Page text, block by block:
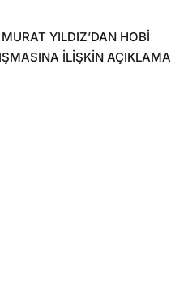
YILDIZ’DAN HOBİ
İLİŞKİN AÇIKLAMA